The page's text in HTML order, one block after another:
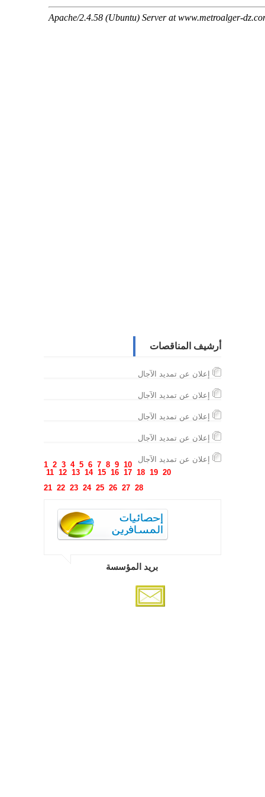
أرشيف المناقصات
1 2 3 4 5 6 7 8 9 10
11 12 13 14 15 16 17 18 19 20
21 22 23 24 25 26 27 28
بريد المؤسسة